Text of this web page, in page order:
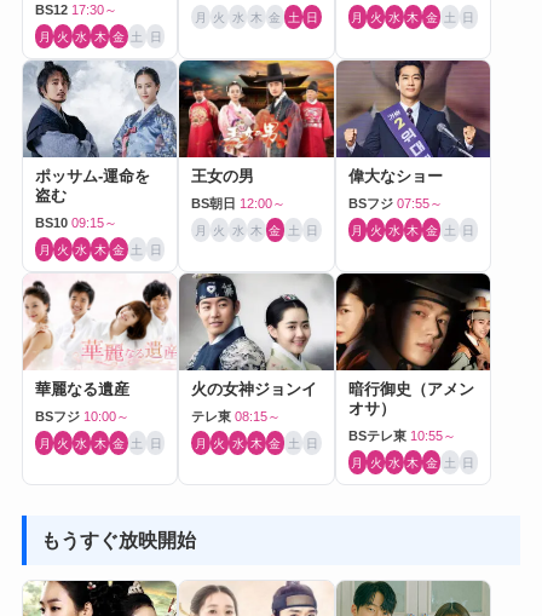
BS12 17:30～
月 火 水 木 金 土 日
月 火 水 木 金 土 日 月 火 水 木 金 土 日
ポッサム-運命を
盗む
BS10 09:15～
月 火 水 木 金 土 日
王女の男
BS朝日 12:00～
月 火 水 木 金 土 日
偉大なショー
BSフジ 07:55～
月 火 水 木 金 土 日
華麗なる遺産
BSフジ 10:00～
月 火 水 木 金 土 日
火の女神ジョンイ
テレ東 08:15～
月 火 水 木 金 土 日
暗行御史（アメン
オサ）
BSテレ東 10:55～
月 火 水 木 金 土 日
もうすぐ放映開始